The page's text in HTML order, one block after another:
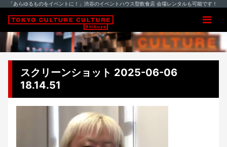
「あらゆるものをイベントに！」渋谷のイベントハウス型飲食店 会場レンタルも可能です！
スクリーンショット 2025-06-06
18.14.51